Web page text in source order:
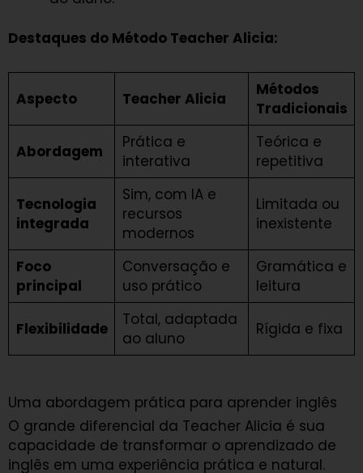
Destaques do Método Teacher Alicia:
Aspecto Teacher Alicia
Métodos
Tradicionais
Abordagem
Prática e
interativa
Teórica e
repetitiva
Tecnologia
integrada
Sim, com IA e
recursos
modernos
Limitada ou
inexistente
Foco
principal
Conversação e
uso prático
Gramática e
leitura
Flexibilidade
Total, adaptada
ao aluno
Rígida e fixa
Uma abordagem prática para aprender inglês
O grande diferencial da Teacher Alicia é sua
capacidade de transformar o aprendizado de
inglês em uma experiência prática e natural.